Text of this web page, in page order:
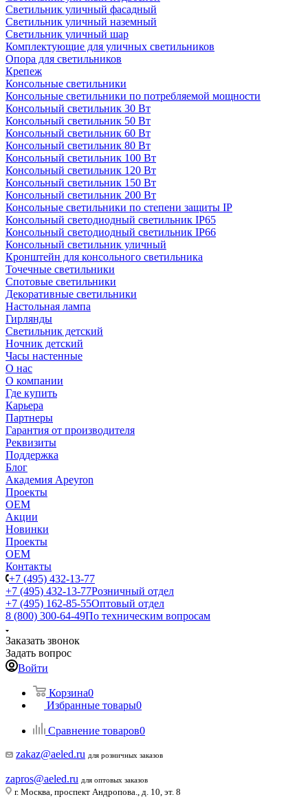
Светильник уличный фасадный
Светильник уличный наземный
Cветильник уличный шар
Комплектующие для уличных светильников
Опора для светильников
Крепеж
Консольные светильники
Консольные светильники по потребляемой мощности
Консольный светильник 30 Вт
Консольный светильник 50 Вт
Консольный светильник 60 Вт
Консольный светильник 80 Вт
Консольный светильник 100 Вт
Консольный светильник 120 Вт
Консольный светильник 150 Вт
Консольный светильник 200 Вт
Консольные светильники по степени защиты IP
Консольный светодиодный светильник IP65
Консольный светодиодный светильник IP66
Консольный светильник уличный
Кронштейн для консольного светильника
Точечные светильники
Спотовые светильники
Декоративные светильники
Настольная лампа
Гирлянды
Светильник детский
Ночник детский
Часы настенные
О нас
О компании
Где купить
Карьера
Партнеры
Гарантия от производителя
Реквизиты
Поддержка
Блог
Академия Apeyron
Проекты
ОЕМ
Акции
Новинки
Проекты
ОЕМ
Контакты
+7 (495) 432-13-77
+7 (495) 432-13-77Розничный отдел
+7 (495) 162-85-55Оптовый отдел
8 (800) 300-64-49По техническим вопросам
Заказать звонок
Задать вопрос
Войти
Корзина0
Избранные товары0
Сравнение товаров0
zakaz@aeled.ru для розничных заказов
zapros@aeled.ru для оптовых заказов
г. Москва, проспект Андропова., д. 10, эт. 8